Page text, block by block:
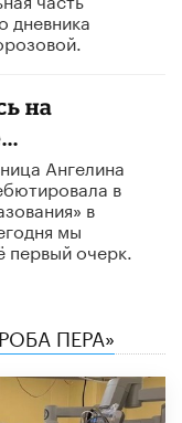
дневника
на
Ангелина
в
в
мы
первый очерк.
ПЕРА»